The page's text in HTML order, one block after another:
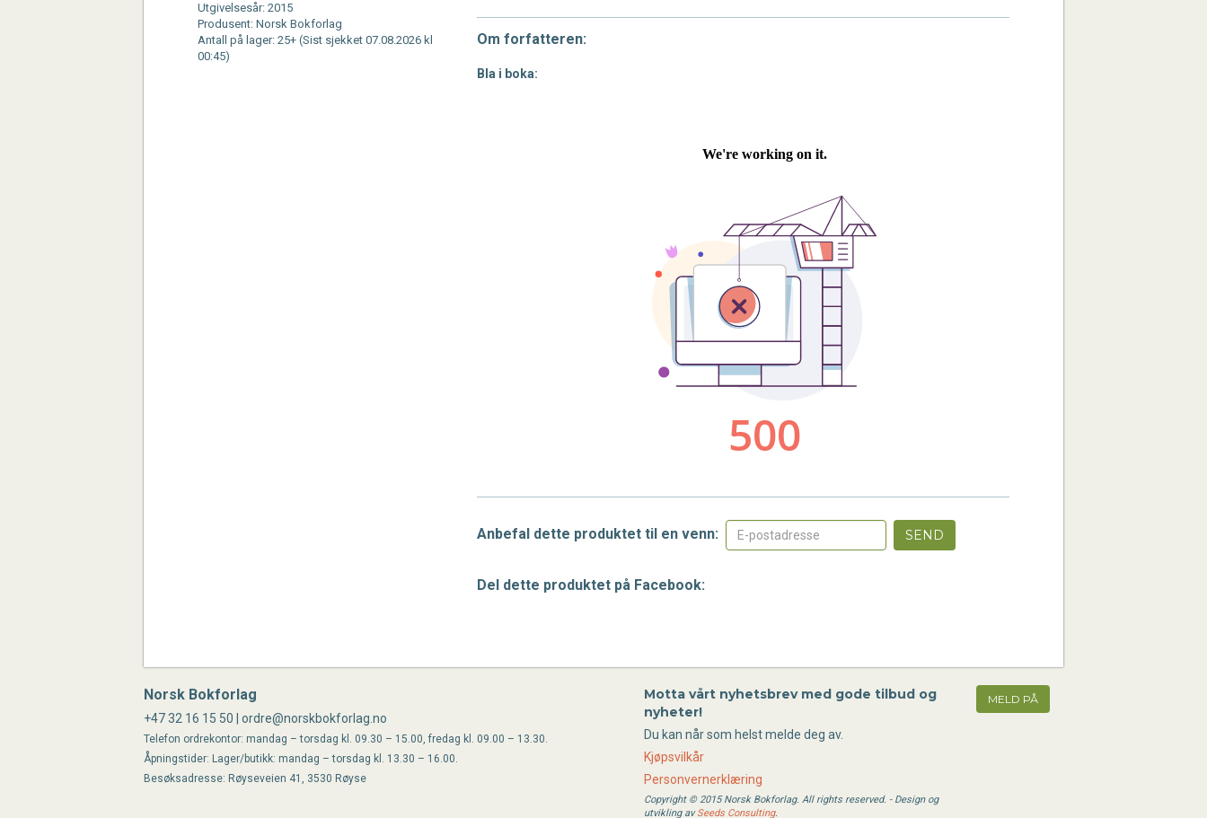
Utgivelsesår: 2015
Produsent: Norsk Bokforlag
Antall på lager: 25+ (Sist sjekket 07.08.2026 kl
00:45)
Om forfatteren:
Bla i boka:
Anbefal dette produktet til en venn: SEND
Del dette produktet på Facebook:
Norsk Bokforlag
+47 32 16 15 50 | ordre@norskbokforlag.no
Telefon ordrekontor: mandag – torsdag kl. 09.30 – 15.00, fredag kl. 09.00 – 13.30.
Åpningstider: Lager/butikk: mandag – torsdag kl. 13.30 – 16.00.
Besøksadresse: Røyseveien 41, 3530 Røyse
Motta vårt nyhetsbrev med gode tilbud og
nyheter!
Du kan når som helst melde deg av.
Kjøpsvilkår
Personvernerklæring
Copyright © 2015 Norsk Bokforlag. All rights reserved. - Design og
utvikling avSeeds Consulting.
MELD PÅ